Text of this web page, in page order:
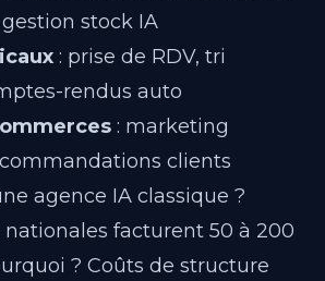
stock IA
: prise de RDV, tri
rendus auto
: marketing
clients
agence IA classique ?
nationales facturent 50 à 200
? Coûts de structure